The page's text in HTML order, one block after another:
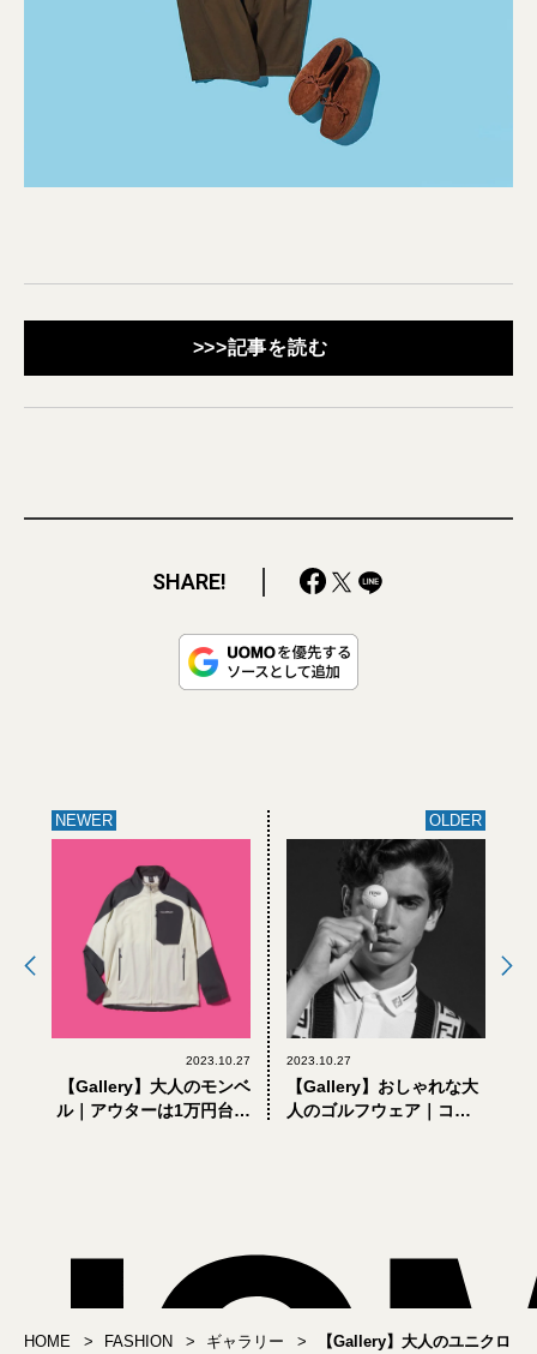
>>>記事を読む
SHARE!
NEWER
2023.10.27
【Gallery】大人のモンベ
ル｜アウターは1万円台。
OLDER
2023.10.27
【Gallery】おしゃれな大
人のゴルフウェア｜コー
HOME FASHION ギャラリー
【Gallery】大人のユニクロ